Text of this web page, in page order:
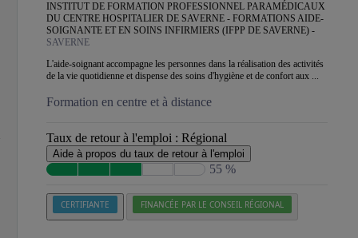
INSTITUT DE FORMATION PROFESSIONNEL PARAMÉDICAUX
DU CENTRE HOSPITALIER DE SAVERNE - FORMATIONS AIDE-
SOIGNANTE ET EN SOINS INFIRMIERS (IFPP DE SAVERNE) -
SAVERNE
L'aide-soignant accompagne les personnes dans la réalisation des activités
de la vie quotidienne et dispense des soins d'hygiène et de confort aux ...
Formation en centre et à distance
Taux de retour à l'emploi : Régional
Aide à propos du taux de retour à l'emploi
55 %
CERTIFIANTE FINANCÉE PAR LE CONSEIL RÉGIONAL